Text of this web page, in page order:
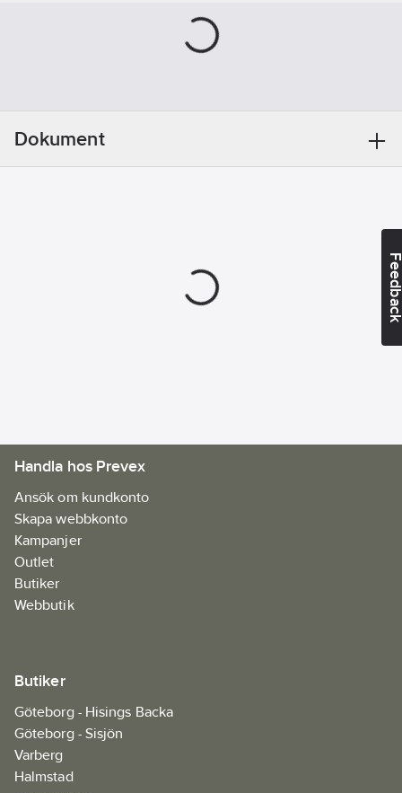
Dokument
Handla hos Prevex
Ansök om kundkonto
Skapa webbkonto
Kampanjer
Outlet
Butiker
Webbutik
Butiker
Göteborg - Hisings Backa
Göteborg - Sisjön
Varberg
Halmstad